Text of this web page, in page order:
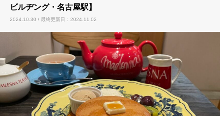
ビルヂング・名古屋駅】
2024.10.30 / 最終更新日：2024.11.02